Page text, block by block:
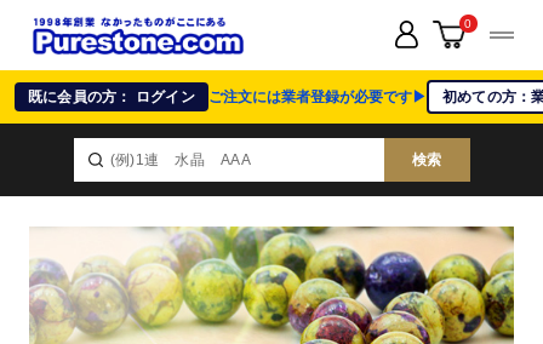
既に会員の方： ログイン ご注文には業者登録が必要です▶ 初めての方：
検索
0